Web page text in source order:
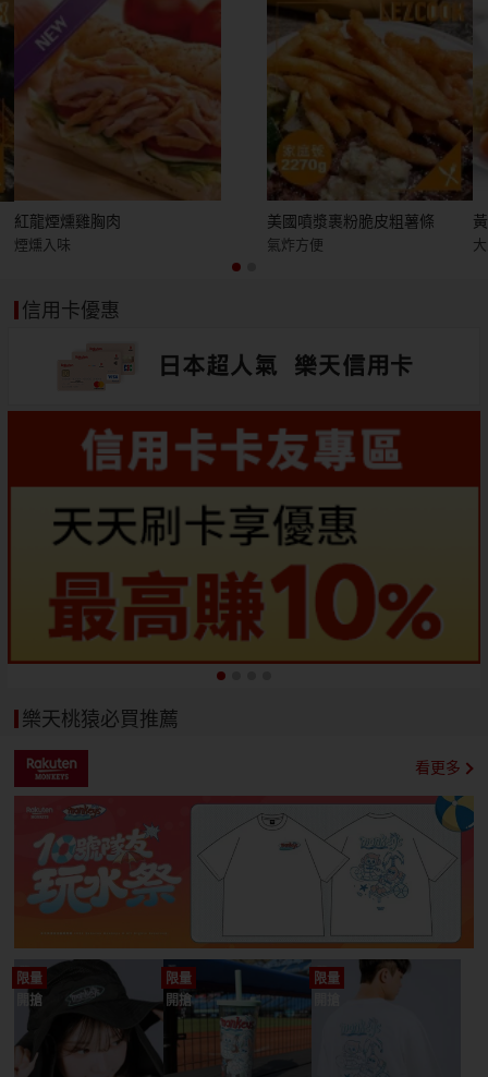
紅龍煙燻雞胸肉
煙燻入味
美國噴漿裹粉脆皮粗薯條
氣炸方便
信用卡優惠
樂天桃猿必買推薦
看更多
限量
開搶
限量
開搶
限量